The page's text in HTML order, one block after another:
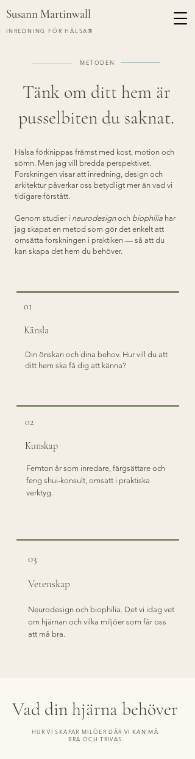
Susann Martinwall
INREDNING FÖR HÄLSA®
METODEN
Tänk om ditt hem är
pusselbiten du saknat.
Hälsa förknippas främst med kost, motion och
sömn. Men jag vill bredda perspektivet.
Forskningen visar att inredning, design och
arkitektur påverkar oss betydligt mer än vad vi
tidigare förstått.
Genom studier i neurodesignoch biophilia har
jag skapat en metod som gör det enkelt att
omsätta forskningen i praktiken — så att du
kan skapa det hem du behöver.
Din önskan och dina behov. Hur vill du att
ditt hem ska få dig att känna?
01
Känsla
Femton år som inredare, färgsättare och
feng shui-konsult, omsatt i praktiska
verktyg.
02
Kunskap
Neurodesign och biophilia. Det vi idag vet
om hjärnan och vilka miljöer som får oss
att må bra.
03
Vetenskap
Vad din hjärna behöver
HUR VI SKAPAR MILÖER DÄR VI KAN MÅ
BRA OCH TRIVAS